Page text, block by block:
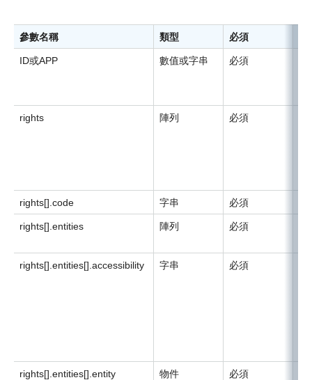
參數名稱 類型 必須
ID或APP 數值或字串 必須
rights 陣列 必須
rights[].code 字串 必須
rights[].entities 陣列 必須
rights[].entities[].accessibility 字串 必須
rights[].entities[].entity 物件 必須